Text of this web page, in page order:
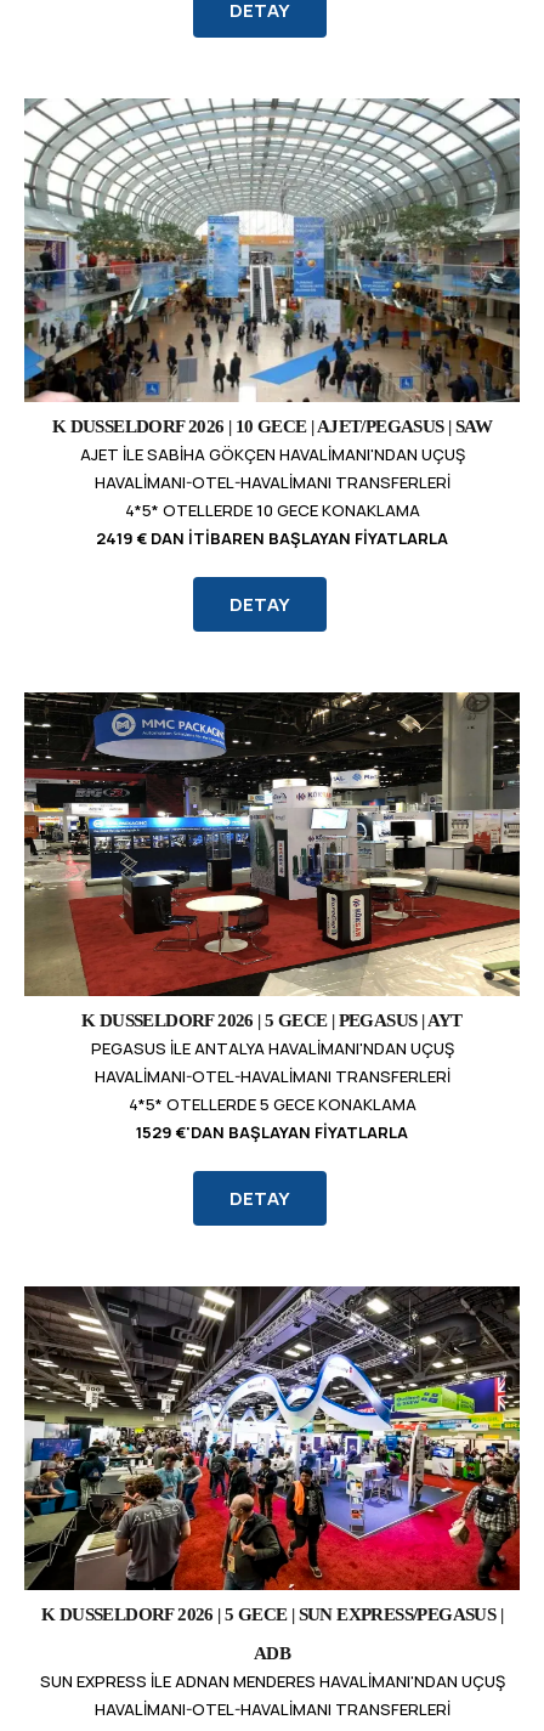
DETAY
K DUSSELDORF 2026 | 10 GECE | AJET/PEGASUS | SAW
AJET ILE SABIHA GÖKÇEN HAVALIMANI'NDAN UÇUŞ
HAVALIMANI-OTEL-HAVALIMANI TRANSFERLERI
4*5* OTELLERDE 10 GECE KONAKLAMA
2419 € DAN İTIBAREN BAŞLAYAN FIYATLARLA
DETAY
K DUSSELDORF 2026 | 5 GECE | PEGASUS | AYT
PEGASUS ILE ANTALYA HAVALIMANI'NDAN UÇUŞ
HAVALIMANI-OTEL-HAVALIMANI TRANSFERLERI
4*5* OTELLERDE 5 GECE KONAKLAMA
1529 €'DAN BAŞLAYAN FIYATLARLA
DETAY
K DUSSELDORF 2026 | 5 GECE | SUN EXPRESS/PEGASUS |
ADB
SUN EXPRESS ILE ADNAN MENDERES HAVALIMANI'NDAN UÇUŞ
HAVALIMANI-OTEL-HAVALIMANI TRANSFERLERI